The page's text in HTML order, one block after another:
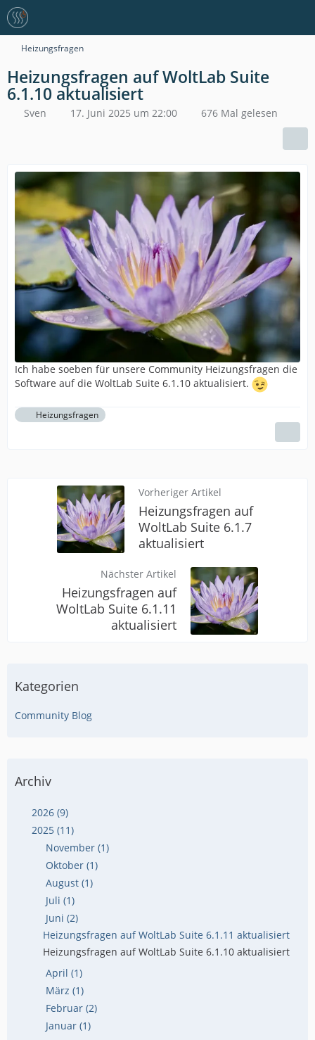
Heizungsfragen
Heizungsfragen auf WoltLab Suite
6.1.10 aktualisiert
Sven 17. Juni 2025 um 22:00 676 Mal gelesen
Ich habe soeben für unsere Community Heizungsfragen die
Software auf die WoltLab Suite 6.1.10 aktualisiert.
Heizungsfragen
Vorheriger Artikel
Heizungsfragen auf
WoltLab Suite 6.1.7
aktualisiert
Nächster Artikel
Heizungsfragen auf
WoltLab Suite 6.1.11
aktualisiert
Kategorien
Community Blog
Archiv
2026 (9)
2025 (11)
November (1)
Oktober (1)
August (1)
Juli (1)
Juni (2)
Heizungsfragen auf WoltLab Suite 6.1.11 aktualisiert
Heizungsfragen auf WoltLab Suite 6.1.10 aktualisiert
April (1)
März (1)
Februar (2)
Januar (1)